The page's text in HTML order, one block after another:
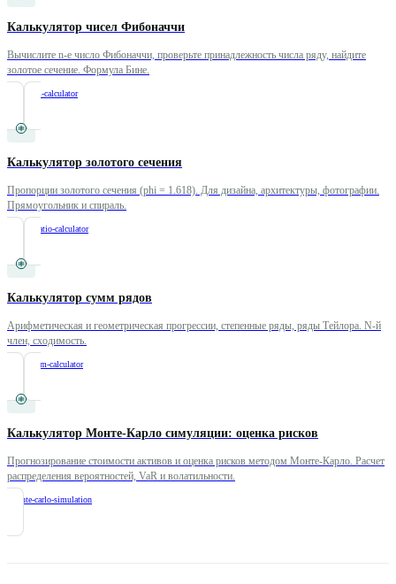
Калькулятор чисел Фибоначчи
Вычислите n-е число Фибоначчи, проверьте принадлежность числа ряду, найдите
золотое сечение. Формула Бине.
fibonacci-calculator
Калькулятор золотого сечения
Пропорции золотого сечения (phi = 1.618). Для дизайна, архитектуры, фотографии.
Прямоугольник и спираль.
golden-ratio-calculator
Калькулятор сумм рядов
Арифметическая и геометрическая прогрессии, степенные ряды, ряды Тейлора. N-й
член, сходимость.
series-sum-calculator
Калькулятор Монте-Карло симуляции: оценка рисков
Прогнозирование стоимости активов и оценка рисков методом Монте-Карло. Расчет
распределения вероятностей, VaR и волатильности.
monte-carlo-simulation